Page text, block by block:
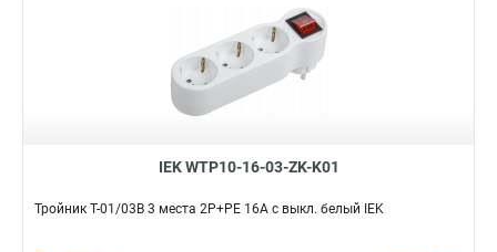
IEK WTP10-16-03-ZK-K01
Тройник Т-01/03В 3 места 2P+PE 16А с выкл. белый IEK